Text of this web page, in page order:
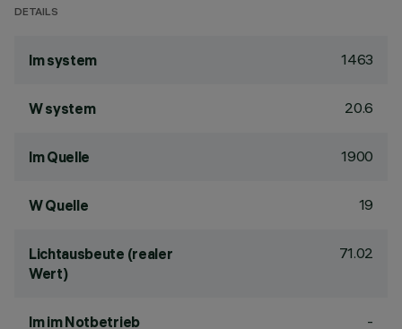
DETAILS
lm system 1463
W system 20.6
lm Quelle 1900
W Quelle 19
Lichtausbeute (realer
Wert)
71.02
lm im Notbetrieb -